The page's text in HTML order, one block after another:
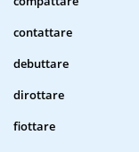
contattare
debuttare
dirottare
fiottare